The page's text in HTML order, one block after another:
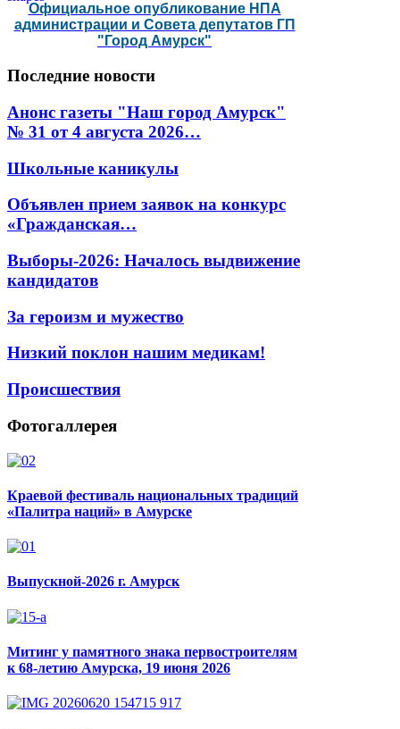
Официальное опубликование НПА
администрации и Совета депутатов ГП
"Город Амурск"
Последние новости
Анонс газеты "Наш город Амурск"
№ 31 от 4 августа 2026…
Школьные каникулы
Объявлен прием заявок на конкурс
«Гражданская…
Выборы-2026: Началось выдвижение
кандидатов
За героизм и мужество
Низкий поклон нашим медикам!
Происшествия
Фотогаллерея
Краевой фестиваль национальных традиций
«Палитра наций» в Амурске
Выпускной-2026 г. Амурск
Митинг у памятного знака первостроителям
к 68-летию Амурска, 19 июня 2026